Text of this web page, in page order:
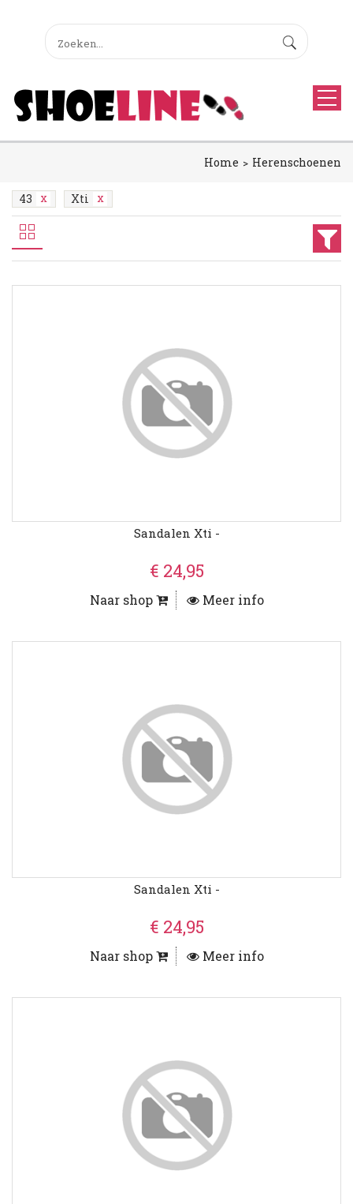
Home Herenschoenen
43 Xti
Sandalen Xti -
€ 24,95
Naar shop Meer info
Sandalen Xti -
€ 24,95
Naar shop Meer info